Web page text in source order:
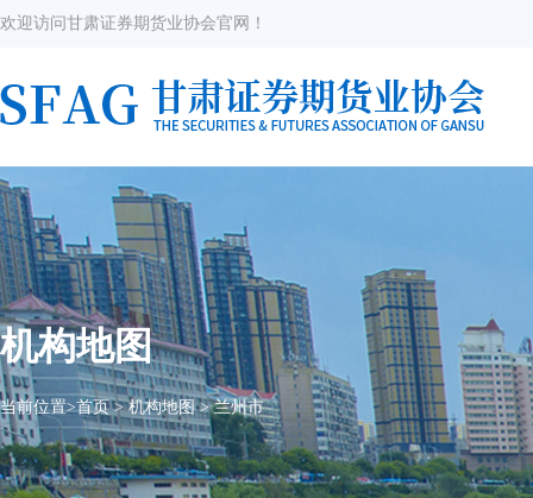
欢迎访问甘肃证券期货业协会官网！
机构地图
当前位置>首页>机构地图>兰州市